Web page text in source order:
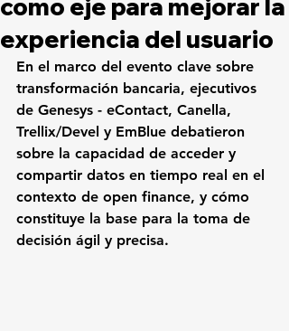
como eje para mejorar la
experiencia del usuario
En el marco del evento clave sobre
transformación bancaria, ejecutivos
de Genesys - eContact, Canella,
Trellix/Devel y EmBlue debatieron
sobre la capacidad de acceder y
compartir datos en tiempo real en el
contexto de open finance, y cómo
constituye la base para la toma de
decisión ágil y precisa.